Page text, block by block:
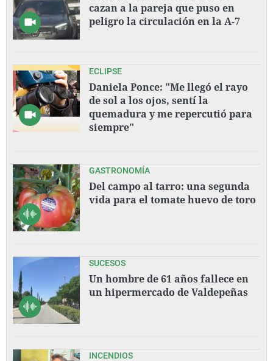
cazan a la pareja que puso en
peligro la circulación en la A-7
ECLIPSE
Daniela Ponce: "Me llegó el rayo
de sol a los ojos, sentí la
quemadura y me repercutió para
siempre"
GASTRONOMÍA
Del campo al tarro: una segunda
vida para el tomate huevo de toro
SUCESOS
Un hombre de 61 años fallece en
un hipermercado de Valdepeñas
INCENDIOS